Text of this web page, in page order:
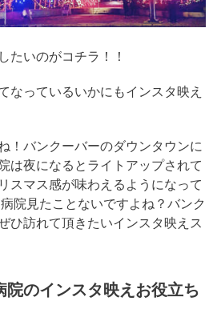
たいのがコチラ！！
なっているいかにもインスタ映え
！バンクーバーのダウンタウンに
は夜になるとライトアップされて
スマス感が味わえるようになって
院見たことないですよね？バンク
ひ訪れて頂きたいインスタ映えス
院のインスタ映えお役立ち